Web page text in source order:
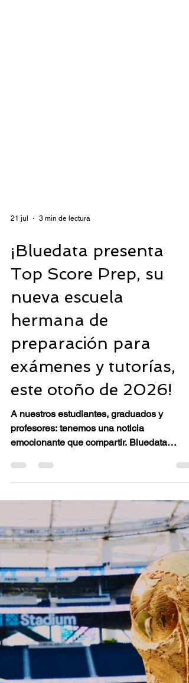
21 jul 3 min de lectura
¡Bluedata presenta
Top Score Prep, su
nueva escuela
hermana de
preparación para
exámenes y tutorías,
este otoño de 2026!
A nuestros estudiantes, graduados y
profesores: tenemos una noticia
emocionante que compartir. Bluedata
presenta una escuela hermana, Top Score
Prep, un centro de preparación para
exámenes y tutorías ubicado en el corazón
de Times Square, al servicio de estudiantes
de los grados 6.º a 12.º de toda la ciudad de
Nueva York, ¡a partir de este otoño de 2026!
Durante años, las personas de nuestra
comunidad nos han hecho las mismas
preguntas: ¿Cómo ayudo a mis hijos a
prepararse pa